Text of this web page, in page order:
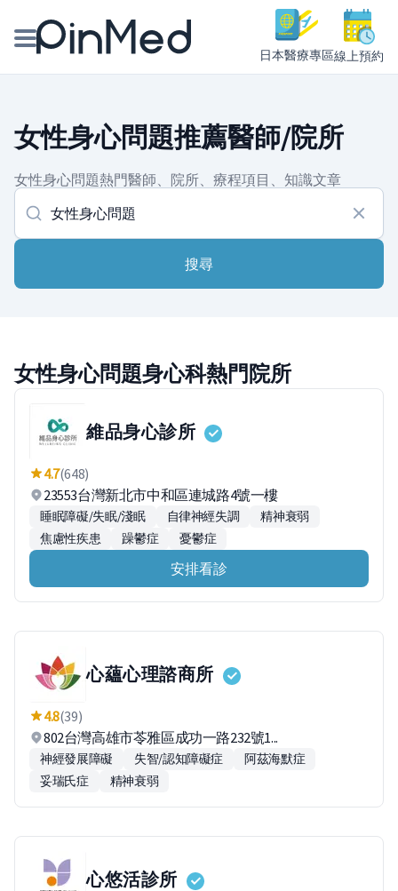
日本醫療專區線上預約
醫師專欄專訪
健康主題館
我是醫療人員
女性身心問題推薦醫師/院所
女性身心問題熱門醫師、院所、療程項目、知識文章
搜尋
女性身心問題身心科熱門院所
維品身心診所
4.7(648)
23553台灣新北市中和區連城路4號一樓
睡眠障礙/失眠/淺眠 自律神經失調
精神衰弱
焦慮性疾患
躁鬱症 憂鬱症
安排看診
心蘊心理諮商所
4.8(39)
802台灣高雄市苓雅區成功一路232號1...
神經發展障礙 失智/認知障礙症
阿茲海默症
妥瑞氏症
精神衰弱
心悠活診所